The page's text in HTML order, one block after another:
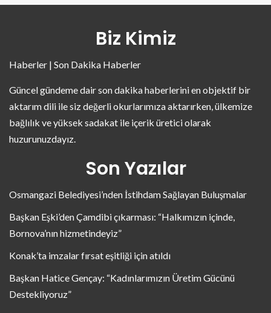
Biz Kimiz
Haberler | Son Dakika Haberler
Güncel gündeme dair son dakika haberlerini en objektif bir
aktarım dili ile siz değerli okurlarımıza aktarırken, ülkemize
bağlılık ve yüksek sadakat ile içerik üretici olarak
huzurunuzdayız.
Son Yazılar
Osmangazi Belediyesi’nden İstihdam Sağlayan Buluşmalar
Başkan Eşki’den Çamdibi çıkarması: “Halkımızın içinde,
Bornova’nın hizmetindeyiz”
Konak’ta imzalar fırsat eşitliği için atıldı
Başkan Hatice Gençay: “Kadınlarımızın Üretim Gücünü
Destekliyoruz”